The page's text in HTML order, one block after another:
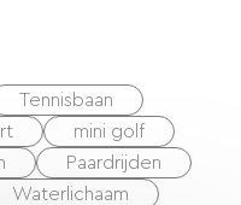
onder de 3 jaar
Tennisbaan
mini golf
Paardrijden
Waterlichaam